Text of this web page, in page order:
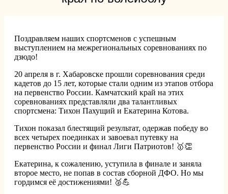
Поздравляем наших спортсменов с успешным
выступлением на межрегиональных соревнованиях по
дзюдо!
20 апреля в г. Хабаровске прошли соревнования среди
кадетов до 15 лет, которые стали одним из этапов отбора
на первенство России. Камчатский край на этих
соревнованиях представляли два талантливых
спортсмена: Тихон Пахущий и Екатерина Котова.
Тихон показал блестящий результат, одержав победу во
всех четырех поединках и завоевал путевку на
первенство России и финал Лиги Патриотов! 🥇👏
Екатерина, к сожалению, уступила в финале и заняла
второе место, не попав в состав сборной ДФО. Но мы
гордимся её достижениями! 🥈💪